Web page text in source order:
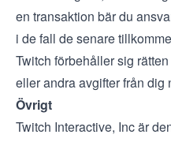
en transaktion bär du
i de fall de senare
Twitch förbehåller sig
eller andra avgifter från dig
Övrigt
Twitch Interactive, Inc är